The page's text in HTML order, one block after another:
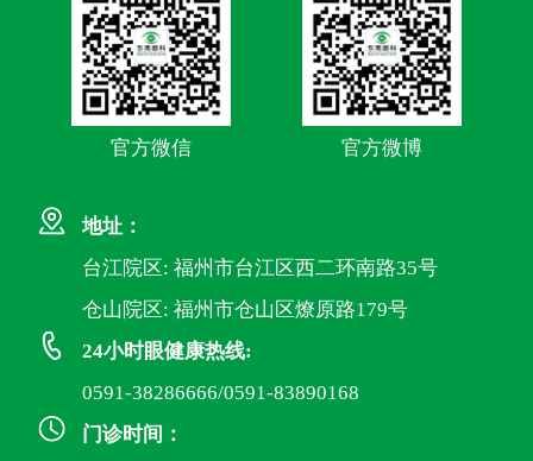
官方微信 官方微博
地址：
台江院区: 福州市台江区西二环南路35号
仓山院区: 福州市仓山区燎原路179号
24小时眼健康热线:
0591-38286666/0591-83890168
门诊时间：